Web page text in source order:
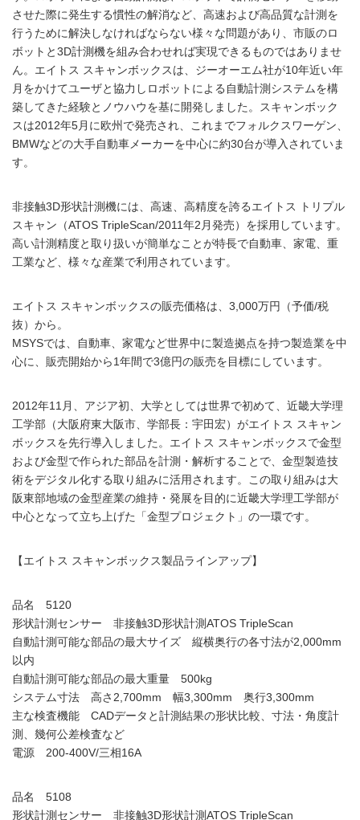
させた際に発生する慣性の解消など、高速および高品質な計測を
行うために解決しなければならない様々な問題があり、市販のロ
ボットと3D計測機を組み合わせれば実現できるものではありませ
ん。エイトス スキャンボックスは、ジーオーエム社が10年近い年
月をかけてユーザと協力しロボットによる自動計測システムを構
築してきた経験とノウハウを基に開発しました。スキャンボック
スは2012年5月に欧州で発売され、これまでフォルクスワーゲン、
BMWなどの大手自動車メーカーを中心に約30台が導入されていま
す。
非接触3D形状計測機には、高速、高精度を誇るエイトス トリプル
スキャン（ATOS TripleScan/2011年2月発売）を採用しています。
高い計測精度と取り扱いが簡単なことが特長で自動車、家電、重
工業など、様々な産業で利用されています。
エイトス スキャンボックスの販売価格は、3,000万円（予価/税
抜）から。
MSYSでは、自動車、家電など世界中に製造拠点を持つ製造業を中
心に、販売開始から1年間で3億円の販売を目標にしています。
2012年11月、アジア初、大学としては世界で初めて、近畿大学理
工学部（大阪府東大阪市、学部長：宇田宏）がエイトス スキャン
ボックスを先行導入しました。エイトス スキャンボックスで金型
および金型で作られた部品を計測・解析することで、金型製造技
術をデジタル化する取り組みに活用されます。この取り組みは大
阪東部地域の金型産業の維持・発展を目的に近畿大学理工学部が
中心となって立ち上げた「金型プロジェクト」の一環です。
【エイトス スキャンボックス製品ラインアップ】
品名 5120
形状計測センサー 非接触3D形状計測ATOS TripleScan
自動計測可能な部品の最大サイズ 縦横奥行の各寸法が2,000mm
以内
自動計測可能な部品の最大重量 500kg
システム寸法 高さ2,700mm 幅3,300mm 奥行3,300mm
主な検査機能 CADデータと計測結果の形状比較、寸法・角度計
測、幾何公差検査など
電源 200-400V/三相16A
品名 5108
形状計測センサー 非接触3D形状計測ATOS TripleScan